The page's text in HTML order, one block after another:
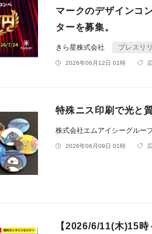
マークのデザインコ
ターを募集。
きら星株式会社 プレスリ
2026年06月12日 01時
特殊ニス印刷で光と
株式会社エムアイシーグルー
2026年06月09日 01時
【2026/6/11(木)15